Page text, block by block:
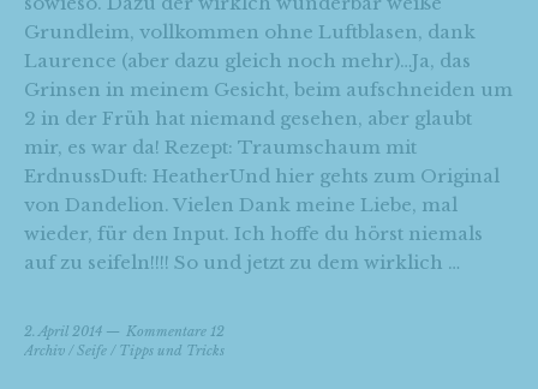
Grundleim, vollkommen ohne Luftblasen, dank
Laurence (aber dazu gleich noch mehr)…Ja, das
Grinsen in meinem Gesicht, beim aufschneiden um
2 in der Früh hat niemand gesehen, aber glaubt
mir, es war da! Rezept: Traumschaum mit
ErdnussDuft: HeatherUnd hier gehts zum Original
von Dandelion. Vielen Dank meine Liebe, mal
wieder, für den Input. Ich hoffe du hörst niemals
auf zu seifeln!!!! So und jetzt zu dem wirklich …
2. April 2014
Kommentare 12
Archiv /Seife / Tipps und Tricks